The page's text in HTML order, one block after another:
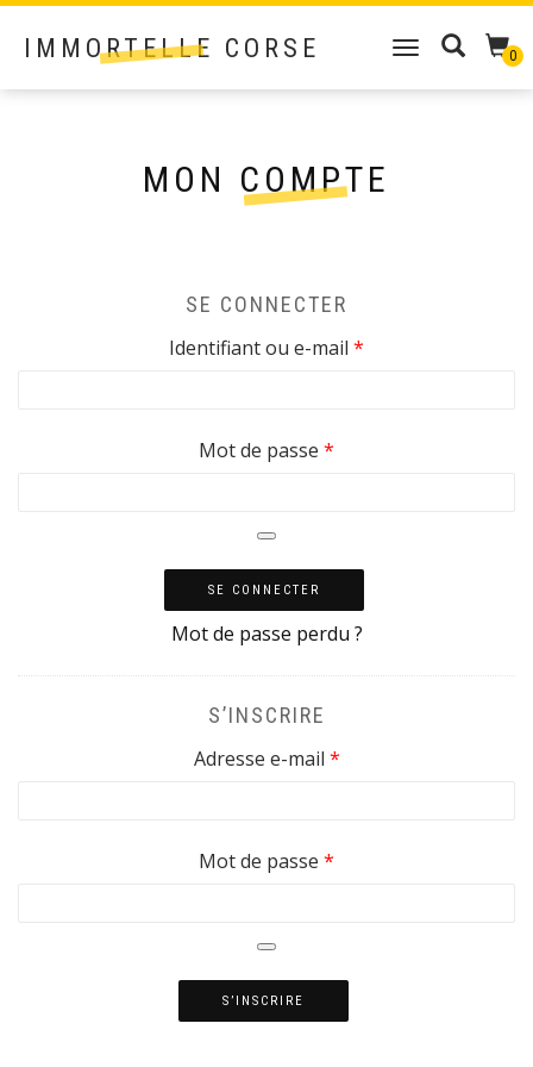
IMMORTELLE CORSE
DÉPLIER
0
MON COMPTE
SE CONNECTER
Identifiant ou e-mail *
Mot de passe *
SE CONNECTER
Mot de passe perdu ?
S’INSCRIRE
Adresse e-mail *Obligatoire
Mot de passe *
S’INSCRIRE